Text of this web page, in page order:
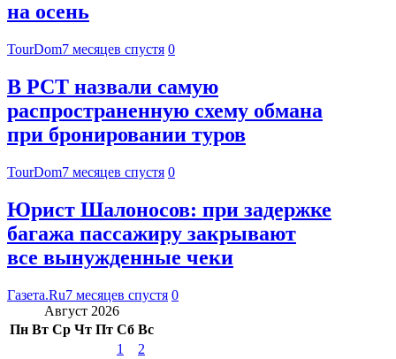
на осень
TourDom7 месяцев спустя 0
В РСТ назвали самую
распространенную схему обмана
при бронировании туров
TourDom7 месяцев спустя 0
Юрист Шалоносов: при задержке
багажа пассажиру закрывают
все вынужденные чеки
Газета.Ru7 месяцев спустя 0
Август 2026
Пн Вт Ср Чт Пт Сб Вс
1
2